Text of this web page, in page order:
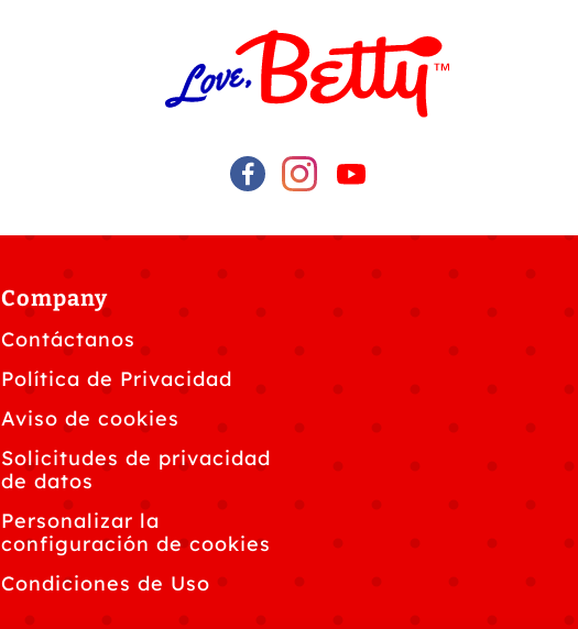
Company
Contáctanos
Política de Privacidad
Aviso de cookies
Solicitudes de privacidad
de datos
Personalizar la
configuración de cookies
Condiciones de Uso